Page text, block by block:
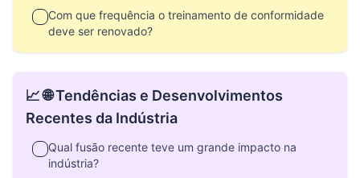
Com que frequência o treinamento de conformidade
deve ser renovado?
📈 🌐 Tendências e Desenvolvimentos
Recentes da Indústria
Qual fusão recente teve um grande impacto na
indústria?